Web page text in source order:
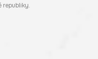
republiky.